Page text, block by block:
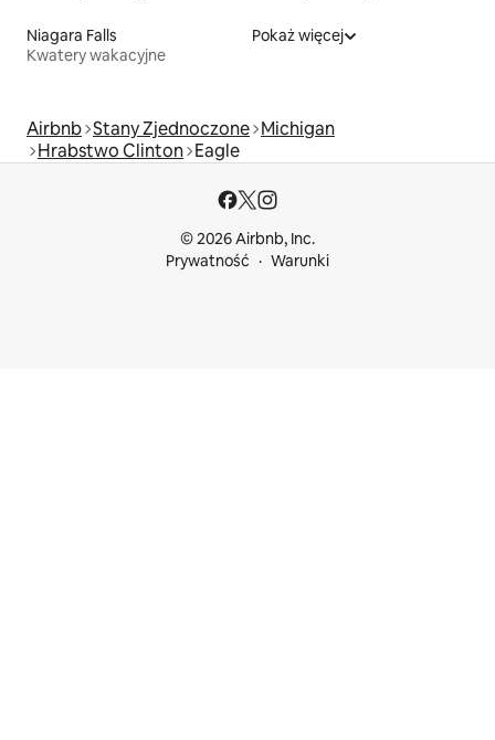
Niagara Falls
Kwatery wakacyjne
Pokaż więcej
Airbnb Stany Zjednoczone Michigan
Hrabstwo Clinton Eagle
© 2026 Airbnb, Inc.
Prywatność
Warunki